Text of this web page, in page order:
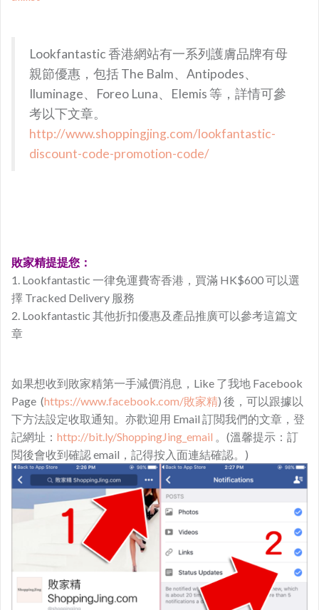
Lookfantastic 香港網站有一系列護膚品牌有母
親節優惠，包括 The Balm、Antipodes、
Iluminage、Foreo Luna、Elemis 等，詳情可參
考以下文章。
http://www.shoppingjing.com/lookfantastic-
discount-code-promotion-code/
敗家精提提您：
1. Lookfantastic 一律免運費寄香港，買滿 HK$600 可以選
擇 Tracked Delivery 服務
2. Lookfantastic 其他折扣優惠及產品推廣可以參考這篇文
章
如果想收到敗家精第一手減價消息，Like 了我地 Facebook
Page (https://www.facebook.com/敗家精) 後，可以跟據以
下方法設定收取通知。亦歡迎用 Email 訂閲我們的文章，登
記網址： http://bit.ly/ShoppingJing_email 。(溫馨提示：訂
閲後會收到確認 email，記得按入面連結確認。)